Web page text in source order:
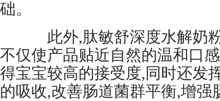
础。
此外,肽敏舒深度水解奶
不仅使产品贴近自然的温和口
得宝宝较高的接受度,同时还发
的吸收,改善肠道菌群平衡,增强